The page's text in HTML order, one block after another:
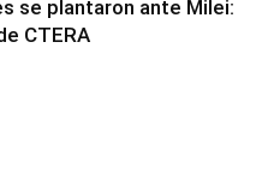
se plantaron ante Milei:
CTERA